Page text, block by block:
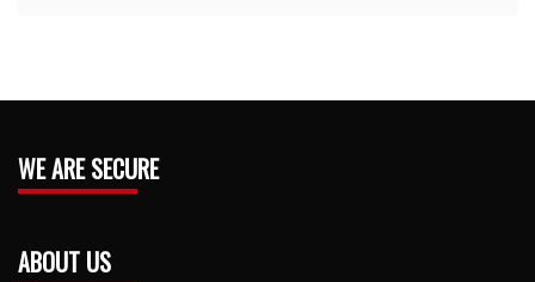
WE ARE SECURE
ABOUT US